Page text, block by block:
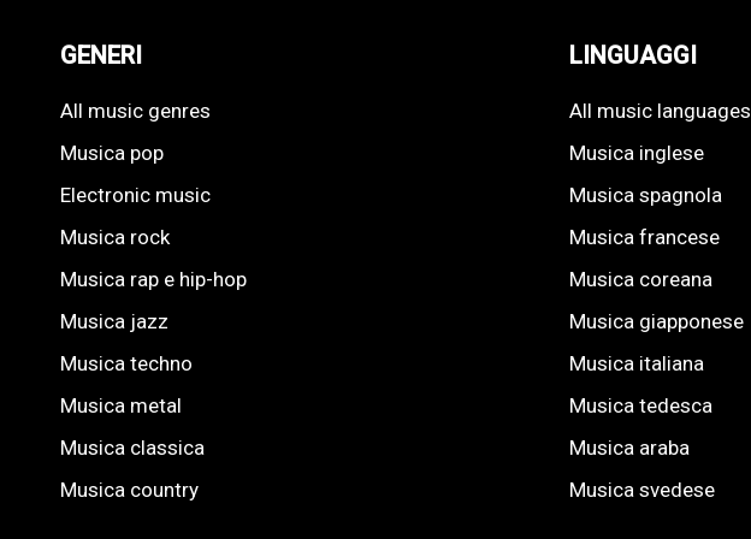
GENERI
All music genres
Musica pop
Electronic music
Musica rock
Musica rap e hip-hop
Musica jazz
Musica techno
Musica metal
Musica classica
Musica country
LINGUAGGI
All music languages
Musica inglese
Musica spagnola
Musica francese
Musica coreana
Musica giapponese
Musica italiana
Musica tedesca
Musica araba
Musica svedese